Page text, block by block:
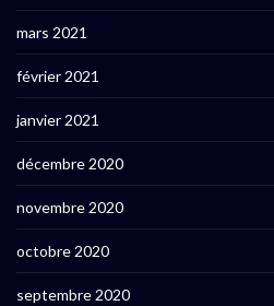
mars 2021
février 2021
janvier 2021
décembre 2020
novembre 2020
octobre 2020
septembre 2020